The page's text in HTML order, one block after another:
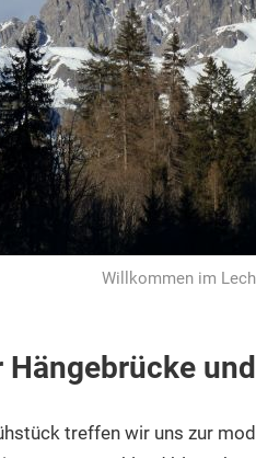
Willkommen im
Hängebrücke
treffen wir uns zur